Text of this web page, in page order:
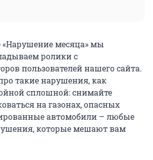
«Нарушение месяца» мы
ролики с
пользователей нашего сайта.
такие нарушения, как
сплошной: снимайте
на газонах, опасных
автомобили – любые
которые мешают вам